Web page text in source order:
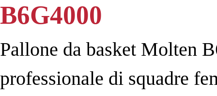
B6G4000
Pallone da basket Molten
professionale di squadre